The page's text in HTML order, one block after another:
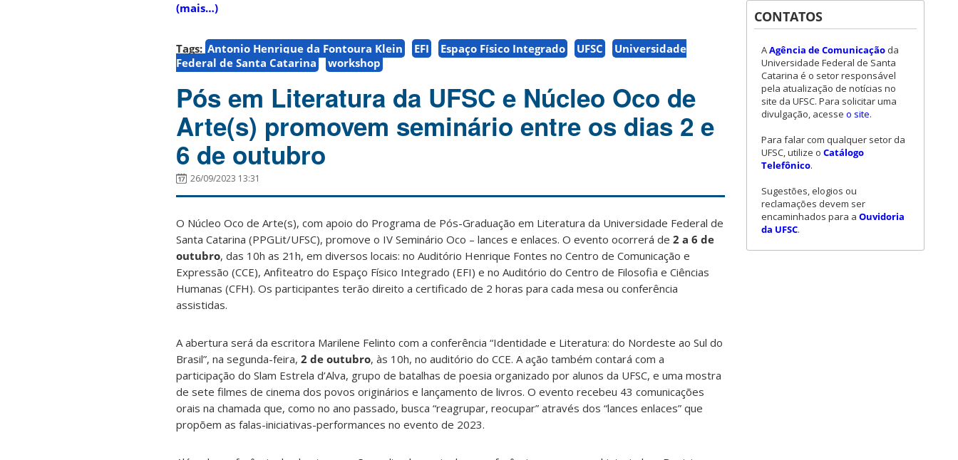
(mais…)
Tags: Antonio Henrique da Fontoura Klein EFI Espaço Físico Integrado UFSC
Universidade
Federal de Santa Catarina
workshop
Pós em Literatura da UFSC e Núcleo Oco de
Arte(s) promovem seminário entre os dias 2 e
6 de outubro
26/09/2023 13:31
O Núcleo Oco de Arte(s), com apoio do Programa de Pós-Graduação em Literatura da Universidade Federal de
Santa Catarina (PPGLit/UFSC), promove o IV Seminário Oco – lances e enlaces. O evento ocorrerá de 2 a 6 de
outubro, das 10h as 21h, em diversos locais: no Auditório Henrique Fontes no Centro de Comunicação e
Expressão (CCE), Anfiteatro do Espaço Físico Integrado (EFI) e no Auditório do Centro de Filosofia e Ciências
Humanas (CFH). Os participantes terão direito a certificado de 2 horas para cada mesa ou conferência
assistidas.
A abertura será da escritora Marilene Felinto com a conferência “Identidade e Literatura: do Nordeste ao Sul do
Brasil”, na segunda-feira, 2 de outubro, às 10h, no auditório do CCE. A ação também contará com a
participação do Slam Estrela d’Alva, grupo de batalhas de poesia organizado por alunos da UFSC, e uma mostra
de sete filmes de cinema dos povos originários e lançamento de livros. O evento recebeu 43 comunicações
orais na chamada que, como no ano passado, busca “reagrupar, reocupar” através dos “lances enlaces” que
propõem as falas-iniciativas-performances no evento de 2023.
CONTATOS
AAgência de Comunicação da
Universidade Federal de Santa
Catarina é o setor responsável
pela atualização de notícias no
site da UFSC. Para solicitar uma
divulgação, acesse o site.
Para falar com qualquer setor da
UFSC, utilize o Catálogo
Telefônico.
Sugestões, elogios ou
reclamações devem ser
encaminhados para a Ouvidoria
da UFSC.